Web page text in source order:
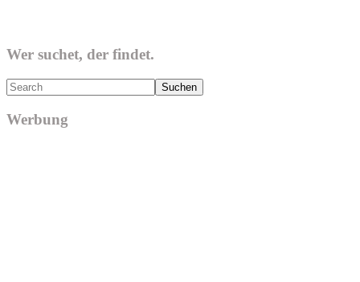
Wer suchet, der findet.
Search
Werbung